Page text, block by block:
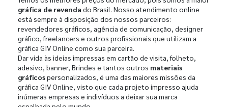
gráfica de revenda do Brasil. Nosso atendimento online
está sempre à disposição dos nossos parceiros:
revendedores gráficos, agência de comunicação, designer
gráfico, freelancers e outros profissionais que utilizam a
gráfica GIV Online como sua parceira.
Dar vida às ideias impressas em cartão de visita, folheto,
adesivo, banner, Brindes e tantos outros materiais
gráficospersonalizados, é uma das maiores missões da
gráfica GIV Online, visto que cada projeto impresso ajuda
inúmeras empresas e indivíduos a deixar sua marca